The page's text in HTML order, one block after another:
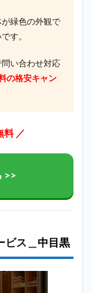
緑色の外観で
す。
い合わせ対応
の格安キャン
料 ／
>>
ス＿ 中目黒